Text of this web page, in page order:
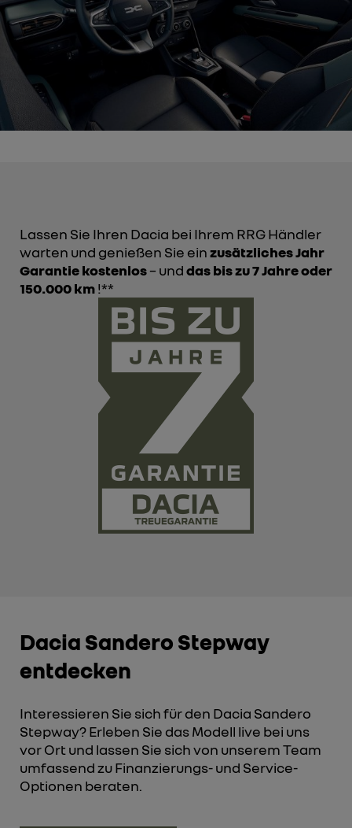
Lassen Sie Ihren Dacia bei Ihrem RRG Händler
warten und genießen Sie einzusätzliches Jahr
Garantie kostenlos– unddas bis zu 7 Jahre oder
150.000 km!**
Dacia Sandero Stepway
entdecken
Interessieren Sie sich für den Dacia Sandero
Stepway? Erleben Sie das Modell live bei uns
vor Ort und lassen Sie sich von unserem Team
umfassend zu Finanzierungs- und Service-
Optionen beraten.